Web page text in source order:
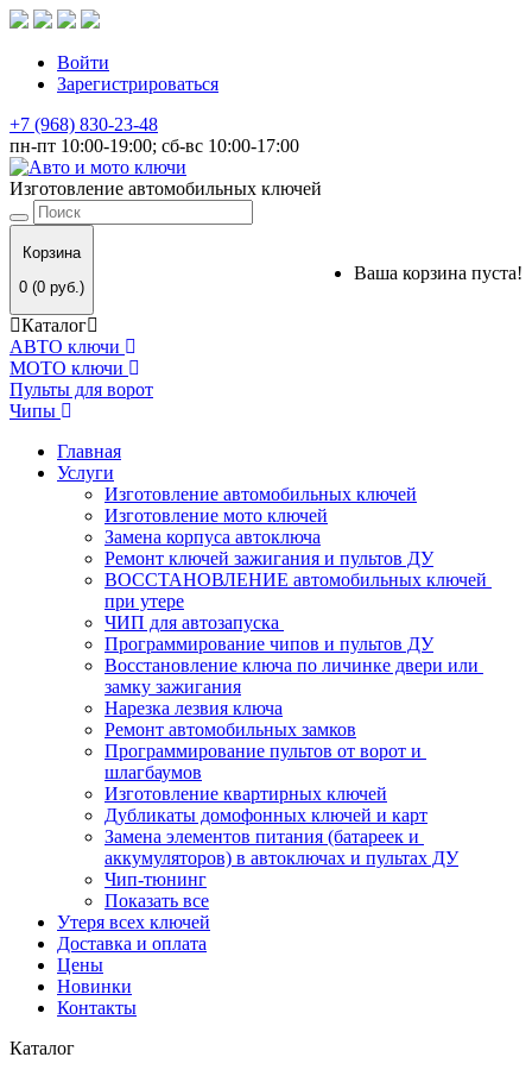
Войти
Зарегистрироваться
+7 (968) 830-23-48
пн-пт 10:00-19:00; сб-вс 10:00-17:00
Изготовление автомобильных ключей
Корзина
0 (0 руб.)
Ваша корзина пуста!
Каталог
АВТО ключи
МОТО ключи
Пульты для ворот
Чипы
Главная
Услуги
Изготовление автомобильных ключей
Изготовление мото ключей
Замена корпуса автоключа
Ремонт ключей зажигания и пультов ДУ
ВОССТАНОВЛЕНИЕ автомобильных ключей
при утере
ЧИП для автозапуска
Программирование чипов и пультов ДУ
Восстановление ключа по личинке двери или
замку зажигания
Нарезка лезвия ключа
Ремонт автомобильных замков
Программирование пультов от ворот и
шлагбаумов
Изготовление квартирных ключей
Дубликаты домофонных ключей и карт
Замена элементов питания (батареек и
аккумуляторов) в автоключах и пультах ДУ
Чип-тюнинг
Показать все
Утеря всех ключей
Доставка и оплата
Цены
Новинки
Контакты
Каталог